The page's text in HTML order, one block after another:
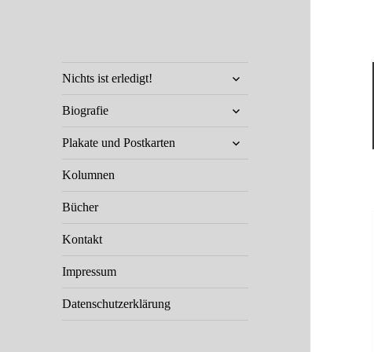
Klaus Staeck
Unterwegs in Sachen Kunst und
Nichts ist erledigt!
öffnen
Biografie
öffnen
Plakate und Postkarten
öffnen
Kolumnen
Bücher
Kontakt
Impressum
Datenschutzerklärung